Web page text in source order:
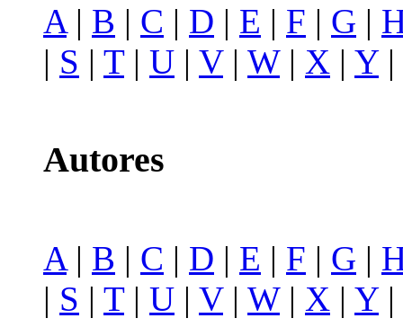
A | B | C | D | E | F | G |
| S | T| U | V| W| X | Y|
Autores
A| B | C | D | E | F | G |
| S | T| U | V| W| X | Y|